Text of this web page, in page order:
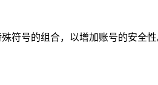
符号的组合，以增加账号的安全性